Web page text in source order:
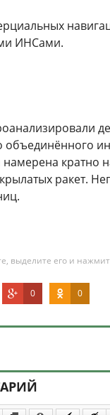
ИНСами.
намерена кратно
ракет.
выделите его и
0 0